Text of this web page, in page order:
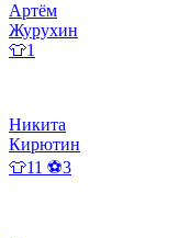
Артём
Журухин
👕1
Никита
Кирютин
👕11 ⚽3